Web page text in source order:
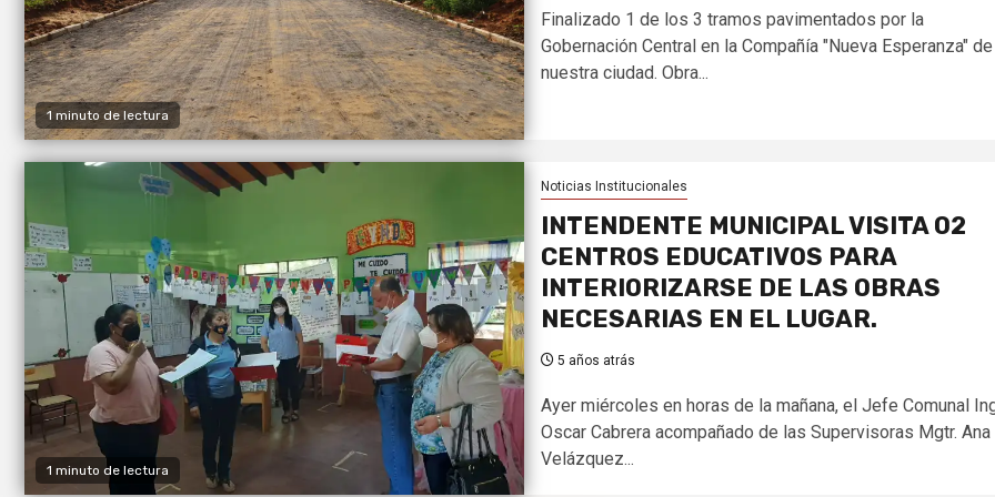
1 minuto de lectura
Finalizado 1 de los 3 tramos pavimentados por la
Gobernación Central en la Compañía "Nueva Esperanza" de
nuestra ciudad. Obra...
1 minuto de lectura
Noticias Institucionales
INTENDENTE MUNICIPAL VISITA 02
CENTROS EDUCATIVOS PARA
INTERIORIZARSE DE LAS OBRAS
NECESARIAS EN EL LUGAR.
5 años atrás
Ayer miércoles en horas de la mañana, el Jefe Comunal
Oscar Cabrera acompañado de las Supervisoras Mgtr. Ana
Velázquez...